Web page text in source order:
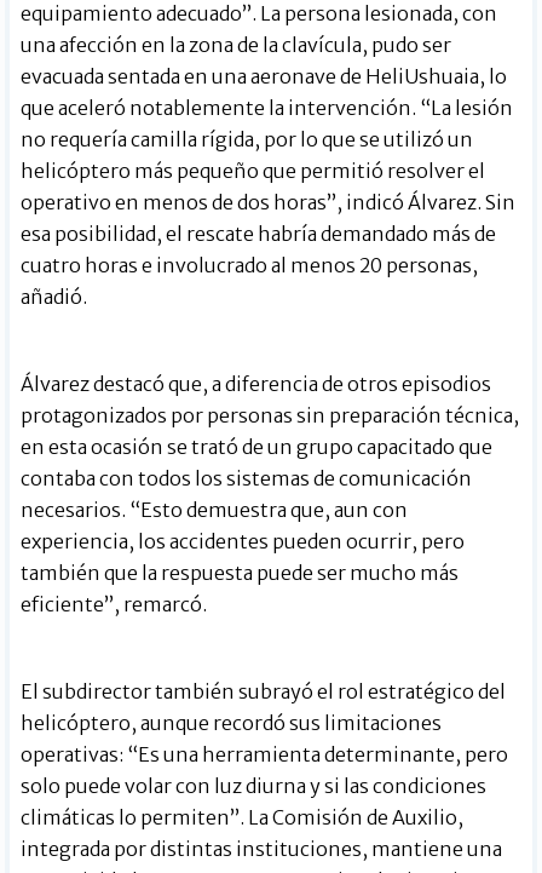
equipamiento adecuado”. La persona lesionada, con
una afección en la zona de la clavícula, pudo ser
evacuada sentada en una aeronave de HeliUshuaia, lo
que aceleró notablemente la intervención. “La lesión
no requería camilla rígida, por lo que se utilizó un
helicóptero más pequeño que permitió resolver el
operativo en menos de dos horas”, indicó Álvarez. Sin
esa posibilidad, el rescate habría demandado más de
cuatro horas e involucrado al menos 20 personas,
añadió.
Álvarez destacó que, a diferencia de otros episodios
protagonizados por personas sin preparación técnica,
en esta ocasión se trató de un grupo capacitado que
contaba con todos los sistemas de comunicación
necesarios. “Esto demuestra que, aun con
experiencia, los accidentes pueden ocurrir, pero
también que la respuesta puede ser mucho más
eficiente”, remarcó.
El subdirector también subrayó el rol estratégico del
helicóptero, aunque recordó sus limitaciones
operativas: “Es una herramienta determinante, pero
solo puede volar con luz diurna y si las condiciones
climáticas lo permiten”. La Comisión de Auxilio,
integrada por distintas instituciones, mantiene una